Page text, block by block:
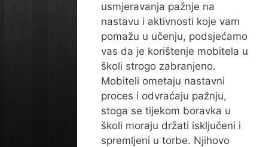
usmjeravanja pažnje na
nastavu i aktivnosti koje vam
pomažu u učenju, podsjećamo
vas da je korištenje mobitela u
školi strogo zabranjeno.
Mobiteli ometaju nastavni
proces i odvraćaju pažnju,
stoga se tijekom boravka u
školi moraju držati isključeni i
spremljeni u torbe. Njihovo